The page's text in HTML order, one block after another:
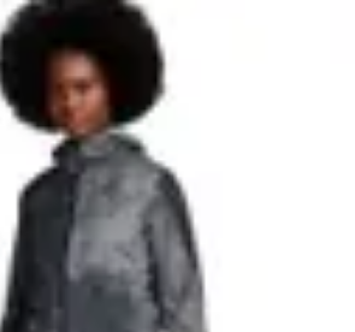
et Tutoriels
Sécurité des objets
connectés